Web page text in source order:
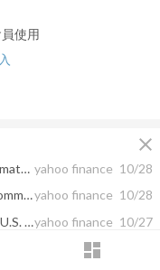
dashboard
使用
close
Huntington (HBAN) Q3 Earnings Miss Estimates, Revenues Beat yahoo finance 10/28
BancorpSouth Bank Declares Quarterly Common and Preferred Dividendyahoo finance 10/28
Why Some Bankers Are Rushing to Settle U.S. Redlining Probesyahoo finance 10/27
yahoo finance